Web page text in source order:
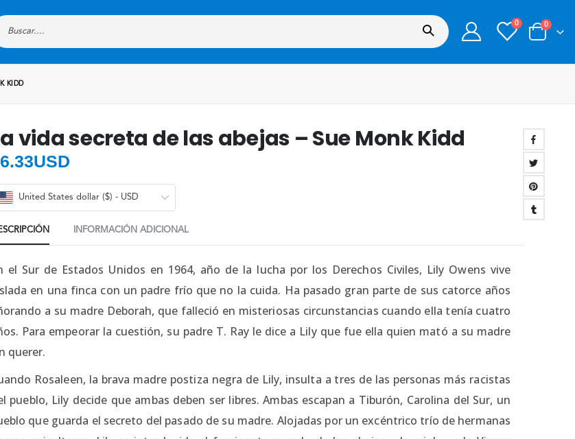
0 0
KIDD
vida secreta de las abejas – Sue Monk Kidd
6.33USD
United States dollar ($) - USD
INFORMACIÓN ADICIONAL
el Sur de Estados Unidos en 1964, año de la lucha por los Derechos Civiles, Lily Owens vive
en una finca con un padre frío que no la cuida. Ha pasado gran parte de sus catorce años
a su madre Deborah, que falleció en misteriosas circunstancias cuando ella tenía cuatro
Para empeorar la cuestión, su padre T. Ray le dice a Lily que fue ella quien mató a su madre
querer.
Rosaleen, la brava madre postiza negra de Lily, insulta a tres de las personas más racistas
pueblo, Lily decide que ambas deben ser libres. Ambas escapan a Tiburón, Carolina del Sur, un
que guarda el secreto del pasado de su madre. Alojadas por un excéntrico trío de hermanas